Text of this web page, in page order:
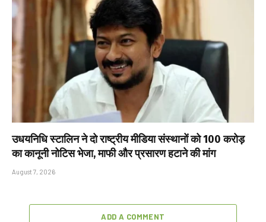
उधयनिधि स्टालिन ने दो राष्ट्रीय मीडिया संस्थानों को ₹100 करोड़
का कानूनी नोटिस भेजा, माफी और प्रसारण हटाने की मांग
August 7, 2026
ADD A COMMENT